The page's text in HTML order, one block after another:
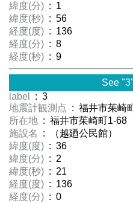
緯度(分) : 1
緯度(秒) : 56
経度(度) : 136
経度(分) : 8
経度(秒) : 9
See
label
: 3
地震計観測点 : 福井市茱崎
所在地 : 福井市茱崎町1-68
施設名
: （越廼公民館）
緯度(度) : 36
緯度(分) : 2
緯度(秒) : 21
経度(度) : 136
経度(分) : 0